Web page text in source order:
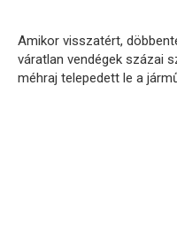
Amikor visszatért,
váratlan vendégek százai
méhraj telepedett le a